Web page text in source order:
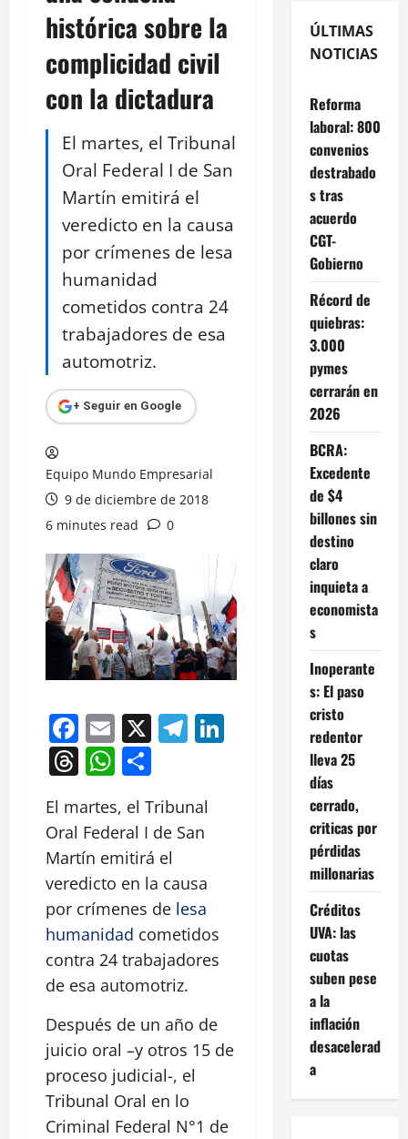
histórica sobre la
complicidad civil
con la dictadura
El martes, el Tribunal
Oral Federal I de San
Martín emitirá el
veredicto en la causa
por crímenes de lesa
humanidad
cometidos contra 24
trabajadores de esa
automotriz.
+ Seguir en Google
Equipo Mundo Empresarial
9 de diciembre de 2018
6 minutes read
0
Facebook
Email
X Telegram
LinkedIn
Threads
WhatsApp
El martes, el Tribunal
Oral Federal I de San
Martín emitirá el
veredicto en la causa
por crímenes de lesa
humanidad cometidos
contra 24 trabajadores
de esa automotriz.
Después de un año de
juicio oral –y otros 15 de
proceso judicial-, el
Tribunal Oral en lo
Criminal Federal N°1 de
ÚLTIMAS
NOTICIAS
Reforma
laboral: 800
convenios
destrabado
s tras
acuerdo
CGT-
Gobierno
Récord de
quiebras:
3.000
pymes
cerrarán en
2026
BCRA:
Excedente
de $4
billones sin
destino
claro
inquieta a
economista
s
Inoperante
s: El paso
cristo
redentor
lleva 25
días
cerrado,
criticas por
pérdidas
millonarias
Créditos
UVA: las
cuotas
suben pese
a la
inflación
desacelerad
a